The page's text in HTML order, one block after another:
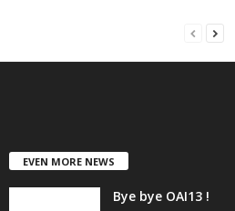
EVEN MORE NEWS
Bye bye OAI13 !